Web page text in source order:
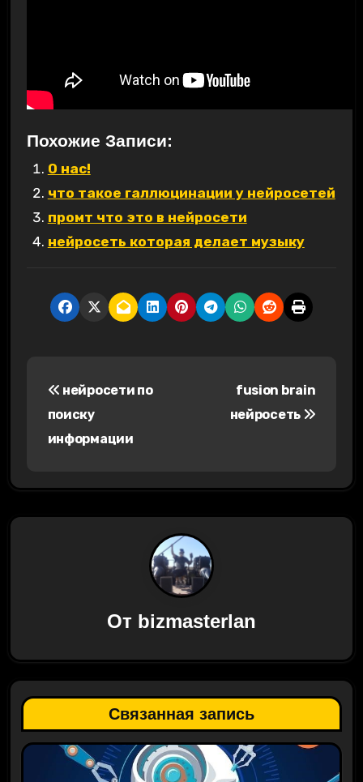
Похожие Записи:
О нас!
что такое галлюцинации у нейросетей
промт что это в нейросети
нейросеть которая делает музыку
о
з
нейросети по
поиску
информации
fusion brain
нейросеть
От bizmasterlan
Связанная запись